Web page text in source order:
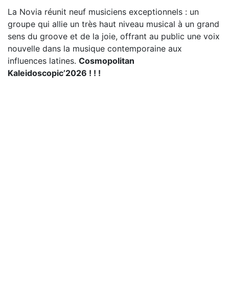
La Novia réunit neuf musiciens exceptionnels : un
groupe qui allie un très haut niveau musical à un grand
sens du groove et de la joie, offrant au public une voix
nouvelle dans la musique contemporaine aux
influences latines. Cosmopolitan
Kaleidoscopic’2026 ! ! !